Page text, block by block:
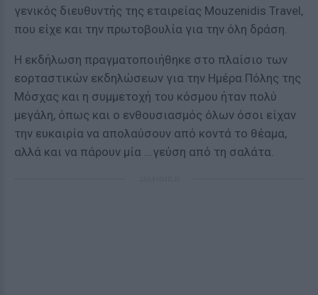
γενικός διευθυντής της εταιρείας Mouzenidis Travel,
που είχε και την πρωτοβουλία για την όλη δράση.
Η εκδήλωση πραγματοποιήθηκε στο πλαίσιο των
εορταστικών εκδηλώσεων για την Ημέρα Πόλης της
Μόσχας και η συμμετοχή του κόσμου ήταν πολύ
μεγάλη, όπως και ο ενθουσιασμός όλων όσοι είχαν
την ευκαιρία να απολαύσουν από κοντά το θέαμα,
αλλά και να πάρουν μία ...γεύση από τη σαλάτα.